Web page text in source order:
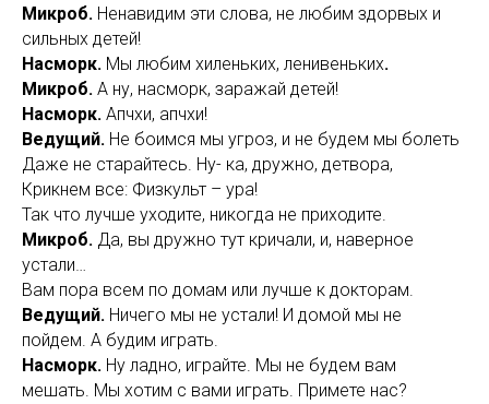
Микроб. Ненавидим эти слова, не любим здорвых и
сильных детей!
Насморк. Мы любим хиленьких, ленивеньких.
Микроб. А ну, насморк, заражай детей!
Насморк. Апчхи, апчхи!
Ведущий. Не боимся мы угроз, и не будем мы болеть
Даже не старайтесь. Ну- ка, дружно, детвора,
Крикнем все: Физкульт – ура!
Так что лучше уходите, никогда не приходите.
Микроб. Да, вы дружно тут кричали, и, наверное
устали…
Вам пора всем по домам или лучше к докторам.
Ведущий. Ничего мы не устали! И домой мы не
пойдем. А будим играть.
Насморк. Ну ладно, играйте. Мы не будем вам
мешать. Мы хотим с вами играть. Примете нас?